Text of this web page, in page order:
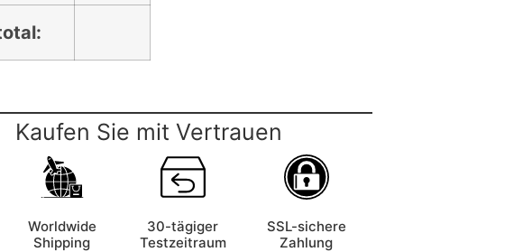
Kaufen Sie mit Vertrauen
Worldwide
Shipping
30-tägiger
Testzeitraum
SSL-sichere
Zahlung